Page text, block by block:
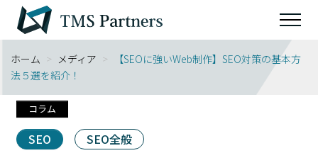
ホーム > メディア >
【SEOに強いWeb制作】SEO対策の基本方
法５選を紹介！
コラム
SEO SEO全般